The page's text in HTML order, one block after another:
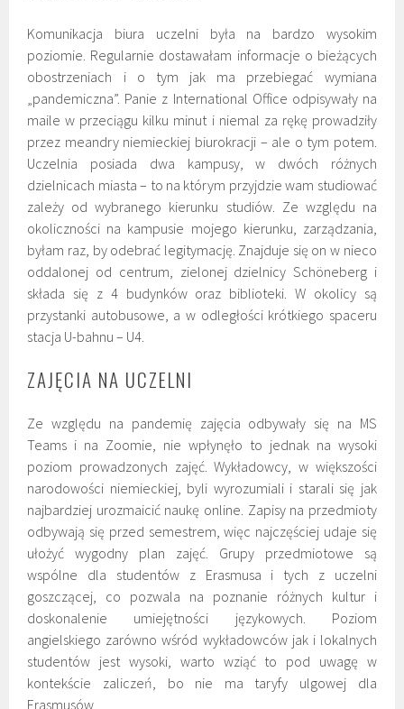
Komunikacja biura uczelni była na bardzo wysokim
poziomie. Regularnie dostawałam informacje o bieżących
obostrzeniach i o tym jak ma przebiegać wymiana
„pandemiczna”. Panie z International Office odpisywały na
maile w przeciągu kilku minut i niemal za rękę prowadziły
przez meandry niemieckiej biurokracji – ale o tym potem.
Uczelnia posiada dwa kampusy, w dwóch różnych
dzielnicach miasta – to na którym przyjdzie wam studiować
zależy od wybranego kierunku studiów. Ze względu na
okoliczności na kampusie mojego kierunku, zarządzania,
byłam raz, by odebrać legitymację. Znajduje się on w nieco
oddalonej od centrum, zielonej dzielnicy Schöneberg i
składa się z 4 budynków oraz biblioteki. W okolicy są
przystanki autobusowe, a w odległości krótkiego spaceru
stacja U-bahnu – U4.
ZAJĘCIA NA UCZELNI
Ze względu na pandemię zajęcia odbywały się na MS
Teams i na Zoomie, nie wpłynęło to jednak na wysoki
poziom prowadzonych zajęć. Wykładowcy, w większości
narodowości niemieckiej, byli wyrozumiali i starali się jak
najbardziej urozmaicić naukę online. Zapisy na przedmioty
odbywają się przed semestrem, więc najczęściej udaje się
ułożyć wygodny plan zajęć. Grupy przedmiotowe są
wspólne dla studentów z Erasmusa i tych z uczelni
goszczącej, co pozwala na poznanie różnych kultur i
doskonalenie umiejętności językowych. Poziom
angielskiego zarówno wśród wykładowców jak i lokalnych
studentów jest wysoki, warto wziąć to pod uwagę w
kontekście zaliczeń, bo nie ma taryfy ulgowej dla
Erasmusów.